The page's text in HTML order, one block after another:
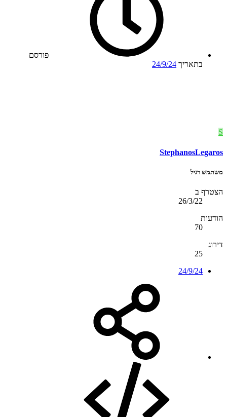
פורסם
בתאריך 24/9/24
S
StephanosLegaros
משתמש רגיל
הצטרף ב
26/3/22
הודעות
70
דירוג
25
24/9/24